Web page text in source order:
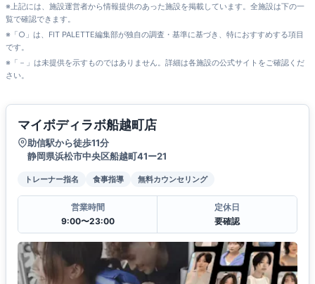
※上記には、施設運営者から情報提供のあった施設を掲載しています。全施設は下の一
覧で確認できます。
※「○」は、FIT PALETTE編集部が独自の調査・基準に基づき、特におすすめする項目
です。
※「－」は未提供を示すものではありません。詳細は各施設の公式サイトをご確認くだ
さい。
マイボディラボ船越町店
助信駅から徒歩11分
静岡県浜松市中央区船越町41ー21
トレーナー指名 食事指導 無料カウンセリング
営業時間
9:00〜23:00
定休日
要確認